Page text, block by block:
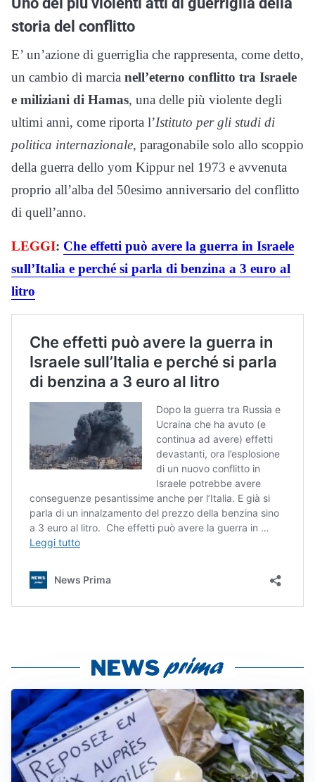
storia del conflitto
E’ un’azione di guerriglia che rappresenta, come detto,
un cambio di marcia nell’eterno conflitto tra Israele
e miliziani di Hamas, una delle più violente degli
ultimi anni, come riporta l’Istituto per gli studi di
politica internazionale, paragonabile solo allo scoppio
della guerra dello yom Kippur nel 1973 e avvenuta
proprio all’alba del 50esimo anniversario del conflitto
di quell’anno.
LEGGI: Che effetti può avere la guerra in Israele
sull’Italia e perché si parla di benzina a 3 euro al
litro